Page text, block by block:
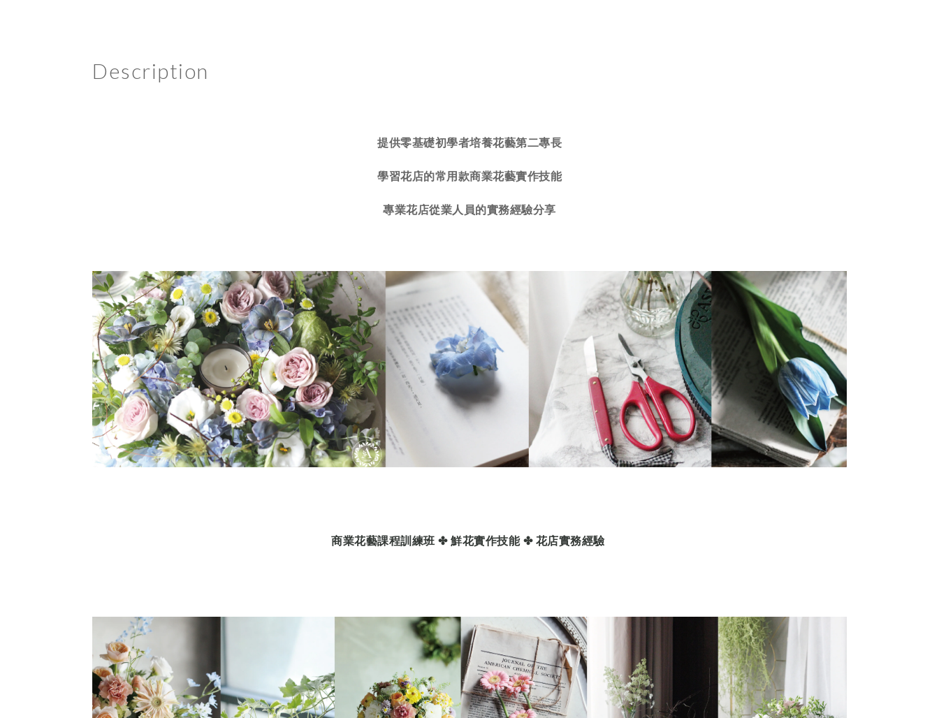
Description
提供零基礎初學者培養花藝第二專長
學習花店的常用款商業花藝實作技能
專業花店從業人員的實務經驗分享
商業花藝課程訓練班 ✤ 鮮花實作技能 ✤ 花店實務經驗